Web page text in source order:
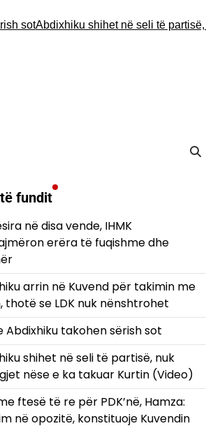
Abdixhiku shihet në seli të partisë, nuk
fundit
në disa vende, IHMK
erëra të fuqishme dhe
arrin në Kuvend për takimin me
thotë se LDK nuk nënshtrohet
Abdixhiku takohen sërish sot
shihet në seli të partisë, nuk
nëse e ka takuar Kurtin (Video)
ftesë të re për PDK’në, Hamza:
në opozitë, konstituoje Kuvendin